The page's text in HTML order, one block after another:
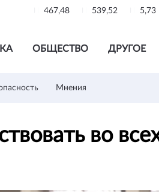
467,48 539,52 5,73
ОБЩЕСТВО ДРУГОЕ
Мнения
во